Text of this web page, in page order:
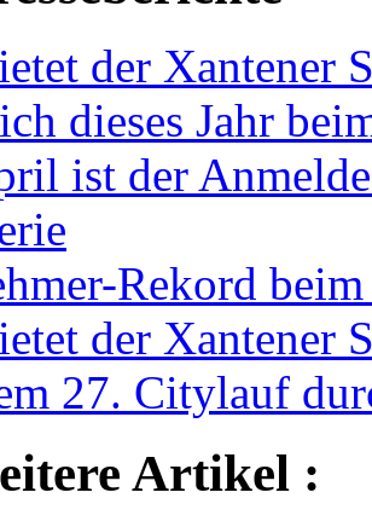
der Xantener
dieses Jahr
ist der
Rekord
der Xantener
27. Citylauf
Artikel :